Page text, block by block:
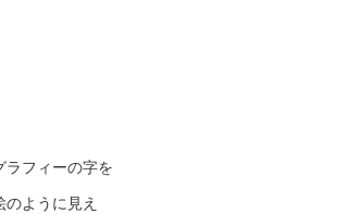
ラフィーの字を
ように見え